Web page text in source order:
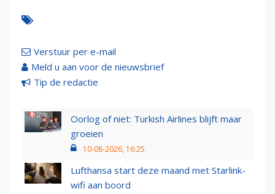
Verstuur per e-mail
Meld u aan voor de nieuwsbrief
Tip de redactie
Oorlog of niet: Turkish Airlines blijft maar
groeien
10-08-2026, 16:25
Lufthansa start deze maand met Starlink-
wifi aan boord